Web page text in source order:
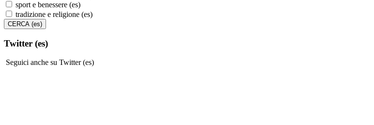
sport e benessere (es)
tradizione e religione (es)
Twitter (es)
Seguici anche su Twitter (es)